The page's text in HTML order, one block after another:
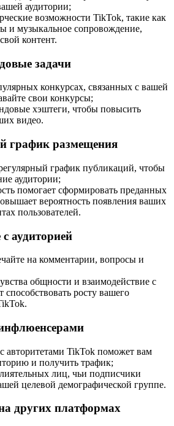
аудитории;
возможности TikTok, такие как
и музыкальное сопровождение,
контент.
задачи
конкурсах, связанных с вашей
свои конкурсы;
хэштеги, чтобы повысить
видео.
график размещения
график публикаций, чтобы
аудитории;
помогает сформировать преданных
вероятность появления ваших
пользователей.
аудиторией
на комментарии, вопросы и
общности и взаимодействие с
способствовать росту вашего
авторитетами TikTok поможет вам
и получить трафик;
лиц, чьи подписчики
целевой демографической группе.
других платформах